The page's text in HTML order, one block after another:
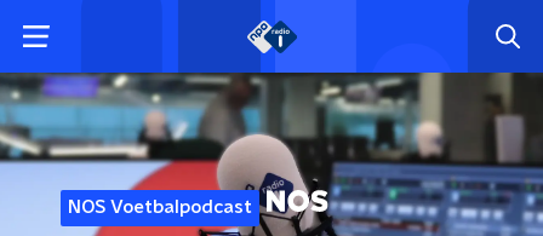
NOS Voetbalpodcast